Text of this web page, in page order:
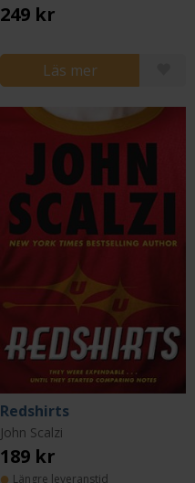
249 kr
Läs mer
Redshirts
John Scalzi
189 kr
Längre leveranstid